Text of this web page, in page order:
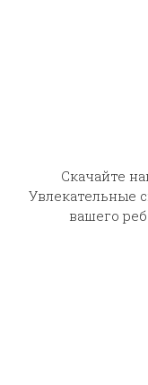
Царевна-
Скачайте
Увлекательные
вашего